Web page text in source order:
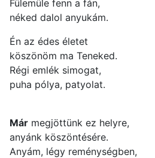
Fülemüle fenn a fán,
néked dalol anyukám.
Én az édes életet
köszönöm ma Teneked.
Régi emlék simogat,
puha pólya, patyolat.
Már megjöttünk ez helyre,
anyánk köszöntésére.
Anyám, légy reménységben,